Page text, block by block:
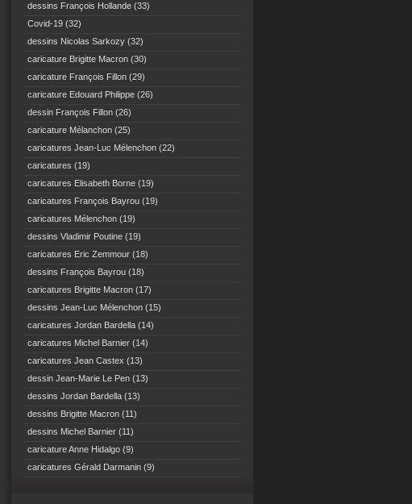
dessins François Hollande (33)
Covid-19 (32)
dessins Nicolas Sarkozy (32)
caricature Brigitte Macron (30)
caricature François Fillon (29)
caricature Edouard Philippe (26)
dessin François Fillon (26)
caricature Mélanchon (25)
caricatures Jean-Luc Mélenchon (22)
caricatures (19)
caricatures Elisabeth Borne (19)
caricatures François Bayrou (19)
caricatures Mélenchon (19)
dessins Vladimir Poutine (19)
caricatures Eric Zemmour (18)
dessins François Bayrou (18)
caricatures Brigitte Macron (17)
dessins Jean-Luc Mélenchon (15)
caricatures Jordan Bardella (14)
caricatures Michel Barnier (14)
caricatures Jean Castex (13)
dessin Jean-Marie Le Pen (13)
dessins Jordan Bardella (13)
dessins Brigitte Macron (11)
dessins Michel Barnier (11)
caricature Anne Hidalgo (9)
caricatures Gérald Darmanin (9)